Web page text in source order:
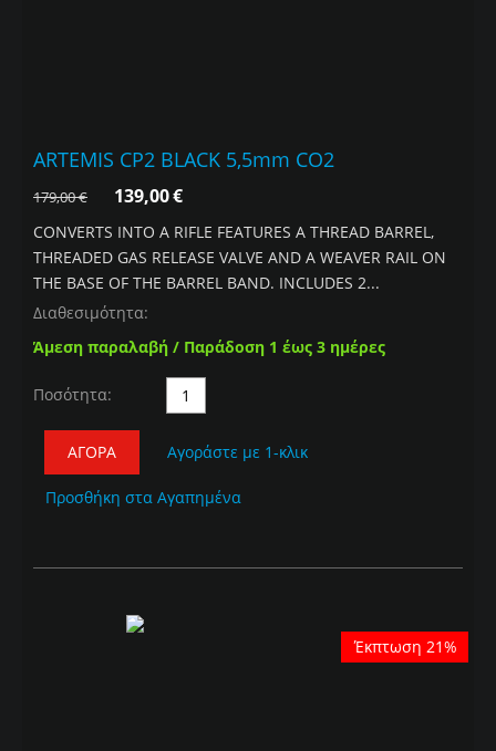
ARTEMIS CP2 BLACK 5,5mm CO2
179,00€ 139,00€
CONVERTS INTO A RIFLE FEATURES A THREAD BARREL,
THREADED GAS RELEASE VALVE AND A WEAVER RAIL ON
THE BASE OF THE BARREL BAND. INCLUDES 2...
Διαθεσιμότητα:
Άμεση παραλαβή / Παράδοση 1 έως 3 ημέρες
Ποσότητα:
ΑΓΟΡΆ Αγοράστε με 1-κλικ
Προσθήκη στα Αγαπημένα
Έκπτωση 21%